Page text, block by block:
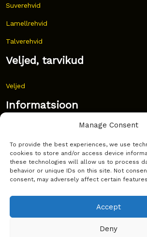
Manage Consent
To provide the best experiences, we use
cookies to store and/or access device
these technologies will allow us to process
behavior or unique IDs on this site. Not
consent, may adversely affect certain
Accept
Deny
Suverehvid
Lamellrehvid
Talverehvid
Veljed, tarvikud
Veljed
Informatsioon
Korduma kippuvad küsimused
Kust osta?
Küpsiste poliitika